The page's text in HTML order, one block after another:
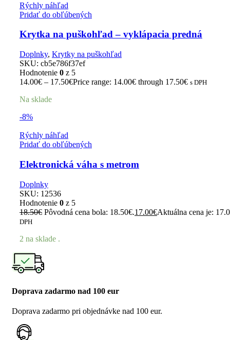
Rýchly náhľad
Pridať do obľúbených
Krytka na puškohľad – vyklápacia predná
Doplnky, Krytky na puškohľad
SKU: cb5e786f37ef
Hodnotenie 0 z 5
14.00€ – 17.50€Price range: 14.00€ through 17.50€ s DPH
Na sklade
-8%
Rýchly náhľad
Pridať do obľúbených
Elektronická váha s metrom
Doplnky
SKU: 12536
Hodnotenie 0 z 5
18.50€ Pôvodná cena bola: 18.50€.17.00€Aktuálna cena je:
DPH
2 na sklade .
Doprava zadarmo nad 100 eur
Doprava zadarmo pri objednávke nad 100 eur.